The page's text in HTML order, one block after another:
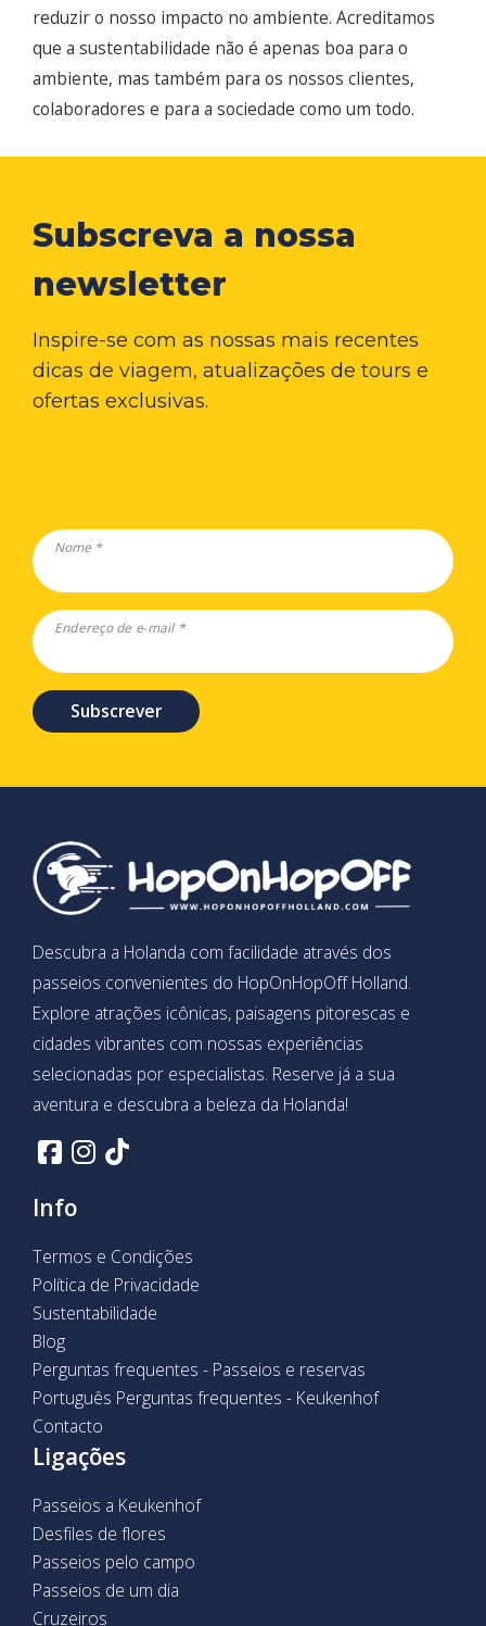
reduzir o nosso impacto no ambiente. Acreditamos
que a sustentabilidade não é apenas boa para o
ambiente, mas também para os nossos clientes,
colaboradores e para a sociedade como um todo.
Subscreva a nossa
newsletter
Inspire-se com as nossas mais recentes
dicas de viagem, atualizações de tours e
ofertas exclusivas.
Nome *
Endereço de e-mail *
Subscrever
Descubra a Holanda com facilidade através dos
passeios convenientes do HopOnHopOff Holland.
Explore atrações icônicas, paisagens pitorescas e
cidades vibrantes com nossas experiências
selecionadas por especialistas. Reserve já a sua
aventura e descubra a beleza da Holanda!
Info
Termos e Condições
Política de Privacidade
Sustentabilidade
Blog
Perguntas frequentes - Passeios e reservas
Português Perguntas frequentes - Keukenhof
Contacto
Ligações
Passeios a Keukenhof
Desfiles de flores
Passeios pelo campo
Passeios de um dia
Cruzeiros